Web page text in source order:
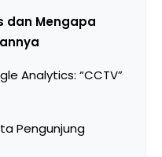
dan Mengapa
Analytics: “CCTV”
Pengunjung